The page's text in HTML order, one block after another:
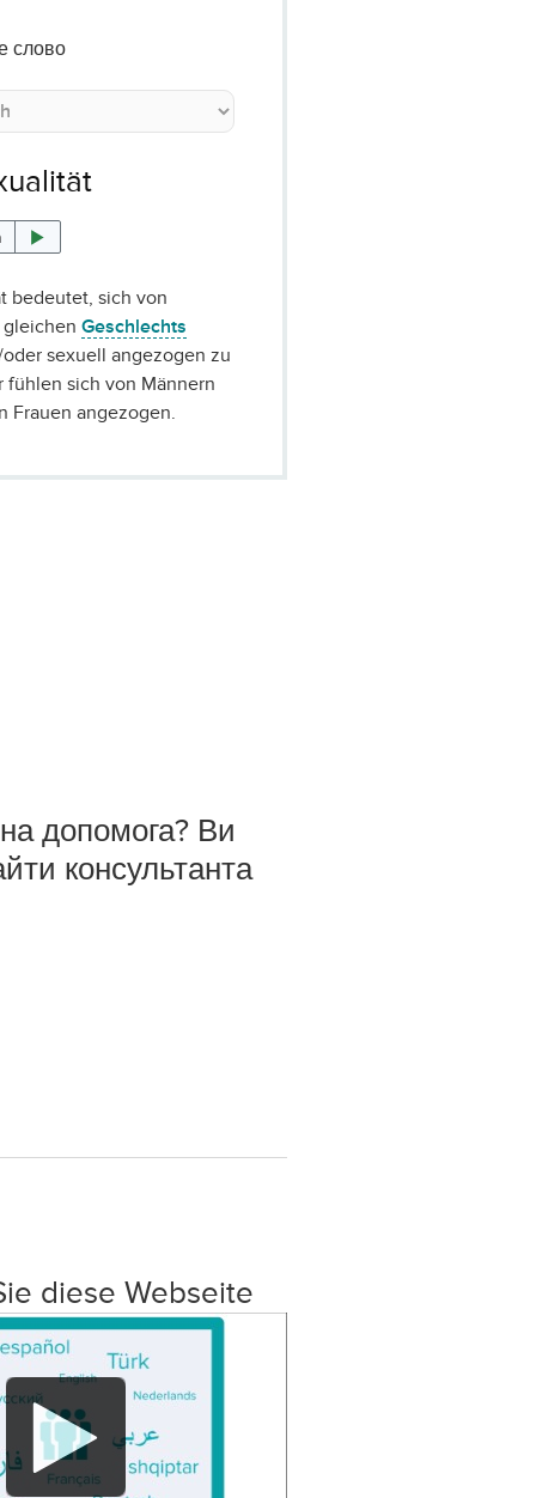
слово
bedeutet, sich von
gleichenGeschlechts
sexuell angezogen zu
fühlen sich von Männern
Frauen angezogen.
допомога? Ви
консультанта
diese Webseite